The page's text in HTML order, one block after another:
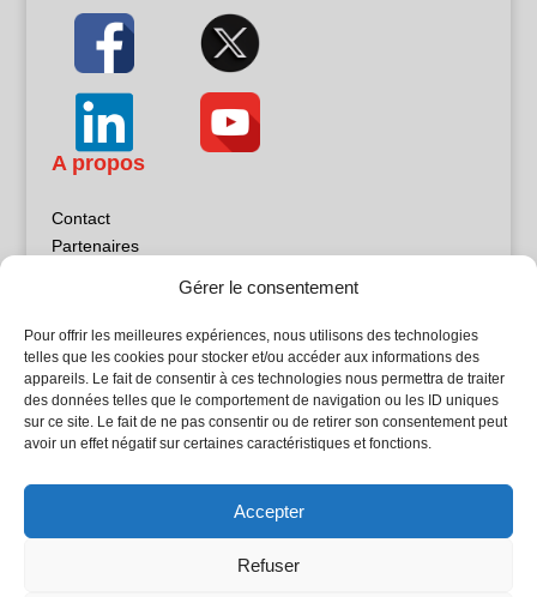
Gérer le consentement
Pour offrir les meilleures expériences, nous utilisons des technologies
telles que les cookies pour stocker et/ou accéder aux informations des
appareils. Le fait de consentir à ces technologies nous permettra de traiter
des données telles que le comportement de navigation ou les ID uniques
sur ce site. Le fait de ne pas consentir ou de retirer son consentement peut
avoir un effet négatif sur certaines caractéristiques et fonctions.
Accepter
Refuser
A propos
Contact
Partenaires
Politique de confidentialité
Sites partenaires
5Façades
Atrium Patrimoine